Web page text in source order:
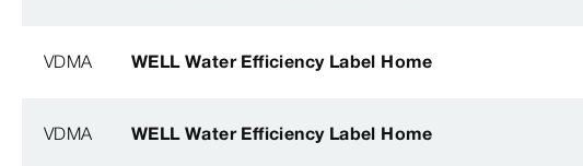
VDMA WELL Water Efficiency Label Home
VDMA WELL Water Efficiency Label Home